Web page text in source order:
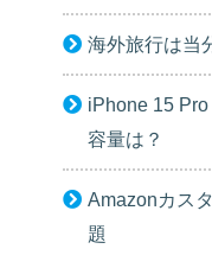
海外旅行は当
iPhone 15
容量は？
Amazonカス
題